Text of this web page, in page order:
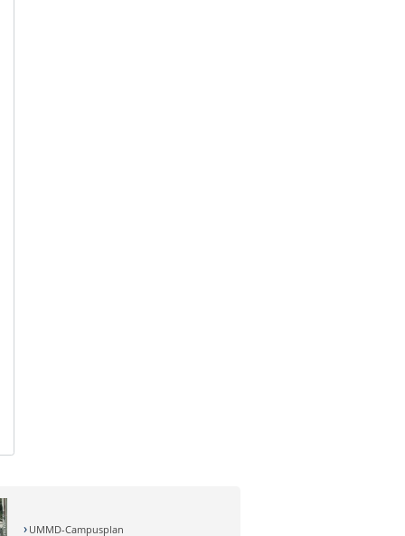
UMMD-Campusplan